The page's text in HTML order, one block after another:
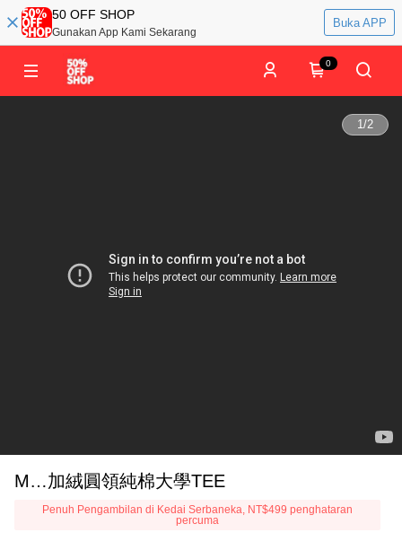
50 OFF SHOP
Gunakan App Kami Sekarang
Buka APP
0
1/2
M…加絨圓領純棉大學TEE
Penuh Pengambilan di Kedai Serbaneka, NT$499 penghataran
percuma